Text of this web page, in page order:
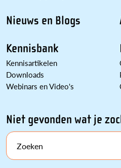
Nieuws en Blogs
Kennisbank
Kennisartikelen
Downloads
Webinars en Video's
Niet gevonden wat je
Zoeken